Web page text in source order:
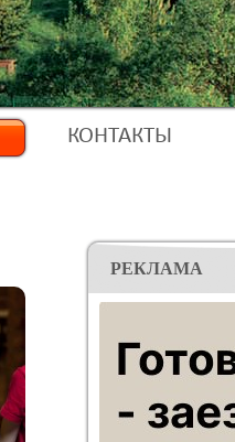
КОНТАКТЫ
РЕКЛАМА